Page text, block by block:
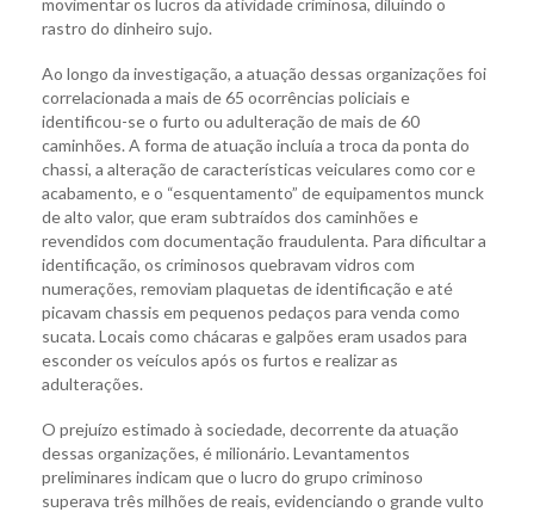
rastro do dinheiro sujo.
Ao longo da investigação, a atuação dessas organizações foi
correlacionada a mais de 65 ocorrências policiais e
identificou-se o furto ou adulteração de mais de 60
caminhões. A forma de atuação incluía a troca da ponta do
chassi, a alteração de características veiculares como cor e
acabamento, e o “esquentamento” de equipamentos munck
de alto valor, que eram subtraídos dos caminhões e
revendidos com documentação fraudulenta. Para dificultar a
identificação, os criminosos quebravam vidros com
numerações, removiam plaquetas de identificação e até
picavam chassis em pequenos pedaços para venda como
sucata. Locais como chácaras e galpões eram usados para
esconder os veículos após os furtos e realizar as
adulterações.
O prejuízo estimado à sociedade, decorrente da atuação
dessas organizações, é milionário. Levantamentos
preliminares indicam que o lucro do grupo criminoso
superava três milhões de reais, evidenciando o grande vulto